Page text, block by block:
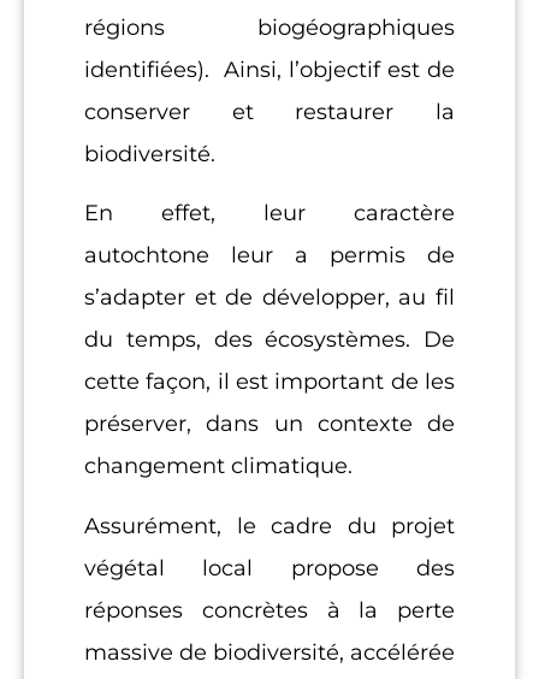
régions biogéographiques
identifiées). Ainsi, l’objectif est de
conserver et restaurer la
biodiversité.
En effet, leur caractère
autochtone leur a permis de
s’adapter et de développer, au fil
du temps, des écosystèmes. De
cette façon, il est important de les
préserver, dans un contexte de
changement climatique.
Assurément, le cadre du projet
végétal local propose des
réponses concrètes à la perte
massive de biodiversité, accélérée